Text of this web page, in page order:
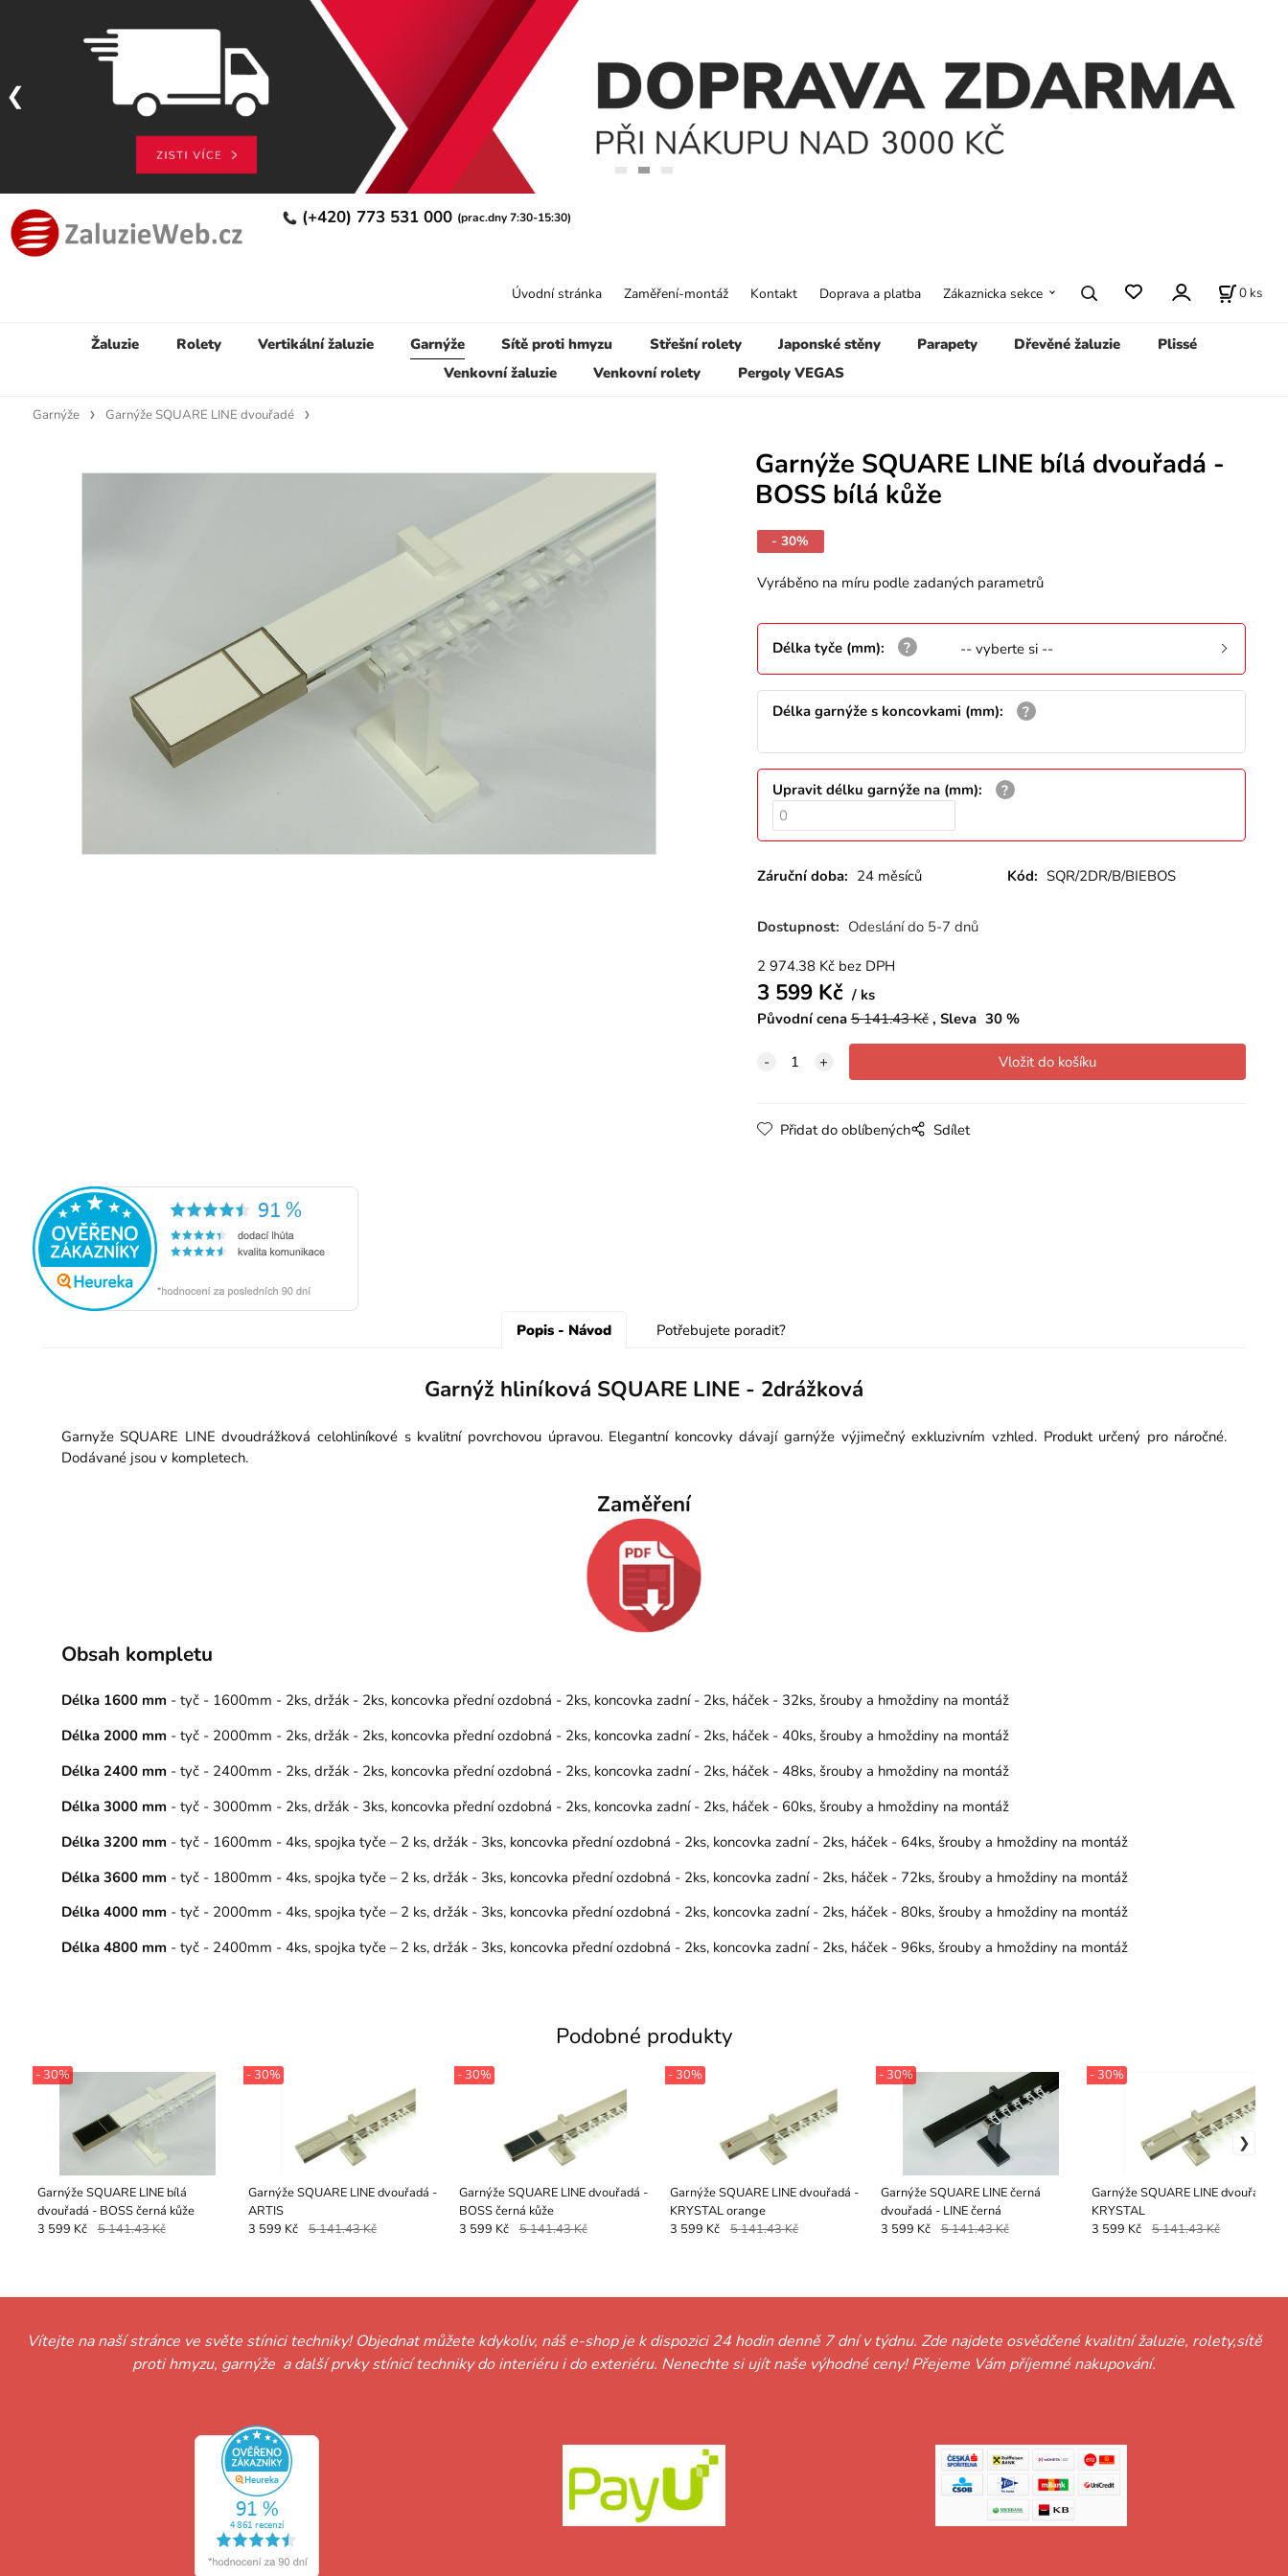
(+420) 773 531 000 (prac.dny 7:30-15:30)
Žaluzie Rolety Vertikální žaluzie Garnýže Sítě proti hmyzu Střešní rolety Japonské stěny Parapety Dřevěné žaluzie
Plissé
Venkovní žaluzie
Venkovní rolety Pergoly VEGAS
Úvodní stránka Zaměření-montáž Kontakt Doprava a platba Zákaznicka sekce 0 ks
Garnýže Garnýže SQUARE LINE dvouřadé
Garnýže SQUARE LINE bílá dvouřadá -
BOSS bílá kůže
- 30%
Vyráběno na míru podle zadaných parametrů
Délka tyče (mm): -- vyberte si --
Délka garnýže s koncovkami (mm):
Upravit délku garnýže na (mm):
Záruční doba: 24 měsíců Kód: SQR/2DR/B/BIEBOS
Dostupnost: Odeslání do 5-7 dnů
2 974.38Kč bez DPH
3 599Kč
ks
Původní cena 5 141.43Kč Sleva 30%
Přidat do oblíbených Sdílet
Popis - Návod Potřebujete poradit?
Garnýž hliníková SQUARE LINE - 2drážková
Garnyže SQUARE LINE dvoudrážková celohliníkové s kvalitní povrchovou úpravou. Elegantní koncovky dávají garnýže výjimečný exkluzivním vzhled. Produkt určený pro náročné.
Dodávané jsou v kompletech.
Zaměření
Obsah kompletu
Délka 1600 mm - tyč - 1600mm - 2ks, držák - 2ks, koncovka přední ozdobná - 2ks, koncovka zadní - 2ks, háček - 32ks, šrouby a hmoždiny na montáž
Délka 2000 mm - tyč - 2000mm - 2ks, držák - 2ks, koncovka přední ozdobná - 2ks, koncovka zadní - 2ks, háček - 40ks, šrouby a hmoždiny na montáž
Délka 2400 mm - tyč - 2400mm - 2ks, držák - 2ks, koncovka přední ozdobná - 2ks, koncovka zadní - 2ks, háček - 48ks, šrouby a hmoždiny na montáž
Délka 3000 mm - tyč - 3000mm - 2ks, držák - 3ks, koncovka přední ozdobná - 2ks, koncovka zadní - 2ks, háček - 60ks, šrouby a hmoždiny na montáž
Délka 3200 mm - tyč - 1600mm - 4ks, spojka tyče – 2 ks, držák - 3ks, koncovka přední ozdobná - 2ks, koncovka zadní - 2ks, háček - 64ks, šrouby a hmoždiny na montáž
Délka 3600 mm - tyč - 1800mm - 4ks, spojka tyče – 2 ks, držák - 3ks, koncovka přední ozdobná - 2ks, koncovka zadní - 2ks, háček - 72ks, šrouby a hmoždiny na montáž
Délka 4000 mm - tyč - 2000mm - 4ks, spojka tyče – 2 ks, držák - 3ks, koncovka přední ozdobná - 2ks, koncovka zadní - 2ks, háček - 80ks, šrouby a hmoždiny na montáž
Délka 4800 mm - tyč - 2400mm - 4ks, spojka tyče – 2 ks, držák - 3ks, koncovka přední ozdobná - 2ks, koncovka zadní - 2ks, háček - 96ks, šrouby a hmoždiny na montáž
Podobné produkty
Garnýže SQUARE LINE bílá
dvouřadá - BOSS černá kůže
- 30%
3 599 Kč 5 141.43 Kč
Garnýže SQUARE LINE dvouřadá -
ARTIS
- 30%
3 599 Kč 5 141.43 Kč
Garnýže SQUARE LINE dvouřadá -
BOSS černá kůže
- 30%
3 599 Kč 5 141.43 Kč
Garnýže SQUARE LINE dvouřadá -
KRYSTAL orange
- 30%
3 599 Kč 5 141.43 Kč
Garnýže SQUARE LINE černá
dvouřadá - LINE černá
- 30%
3 599 Kč 5 141.43 Kč
Garnýže SQUARE LINE dvouřadá -
KRYSTAL
- 30%
3 599 Kč 5 141.43 Kč
Vítejte na naší stránce ve světe stínici techniky! Objednat můžete kdykoliv, náš e-shop je k dispozici 24 hodin denně 7 dní v týdnu. Zde najdete osvědčené kvalitní žaluzie, rolety,sítě
proti hmyzu, garnýže a další prvky stínicí techniky do interiéru i do exteriéru. Nenechte si ujít naše výhodné ceny! Přejeme Vám příjemné nakupování.